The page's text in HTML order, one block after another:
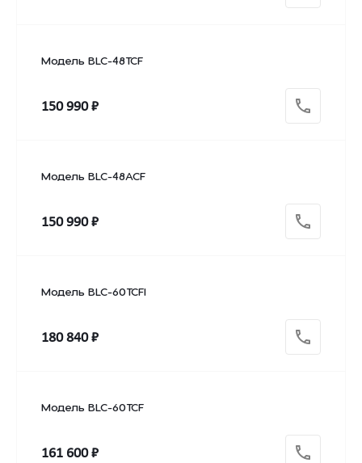
Модель BLC-48TCF
150 990 ₽
Модель BLC-48ACF
150 990 ₽
Модель BLC-60TCFI
180 840 ₽
Модель BLC-60TCF
161 600 ₽